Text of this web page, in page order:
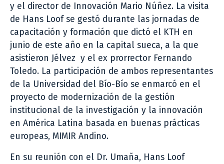
y el director de Innovación Mario Núñez. La visita
de Hans Loof se gestó durante las jornadas de
capacitación y formación que dictó el KTH en
junio de este año en la capital sueca, a la que
asistieron Jélvez y el ex prorrector Fernando
Toledo. La participación de ambos representantes
de la Universidad del Bío-Bío se enmarcó en el
proyecto de modernización de la gestión
institucional de la investigación y la innovación
en América Latina basada en buenas prácticas
europeas, MIMIR Andino.
En su reunión con el Dr. Umaña, Hans Loof